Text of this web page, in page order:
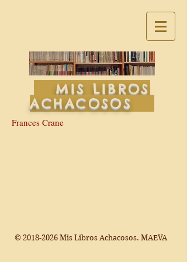
MIS LIBROS
ACHACOSOS
Frances Crane
© 2018-2026 Mis Libros Achacosos. MAEVA